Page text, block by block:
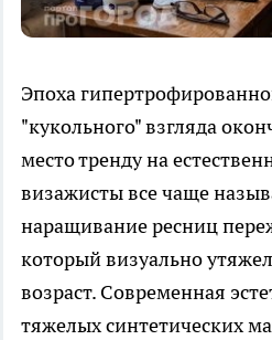
Эпоха
"кукольного" взгляда
место тренду на
визажисты все чаще
наращивание ресниц
который визуально
возраст. Современная
тяжелых синтетических